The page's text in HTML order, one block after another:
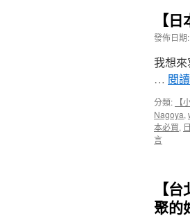
【
發佈日期:
我想
… 閱
分類: 【
Nagoya,
本必買,
言
【
聚的